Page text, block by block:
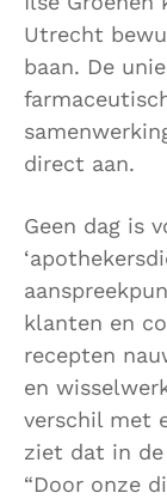
Utrecht
baan. De
direct aan.
Geen dag is
klanten en
recepten
en
verschil met
ziet dat in
“Door onze